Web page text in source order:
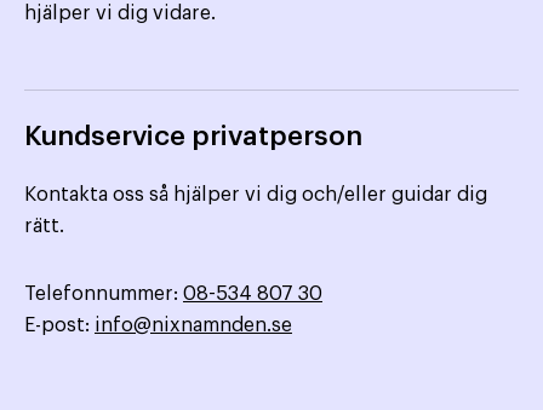
hjälper vi dig vidare.
Kundservice privatperson
Kontakta oss så hjälper vi dig och/eller guidar dig
rätt.
Telefonnummer: 08-534 807 30
E-post: info@nixnamnden.se